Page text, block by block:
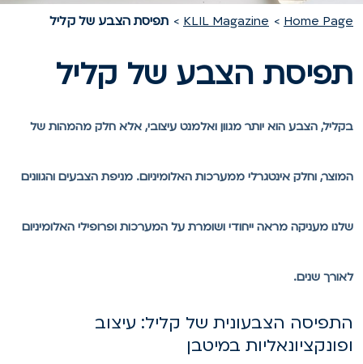
Home
KLIL Magazine תפיסת הצבע של קליל
הצבע של קליל
הצבע הוא יותר מגוון ואלמנט עיצובי, אלא חלק מהמהות של
וחלק אינטגרלי ממערכות האלומיניום. מניפת הצבעים והגוונים
מעניקה מראה ייחודי ושומרת על המערכות ופרופילי האלומיניום
שנים.
הצבעונית של קליל: עיצוב
במיטבן